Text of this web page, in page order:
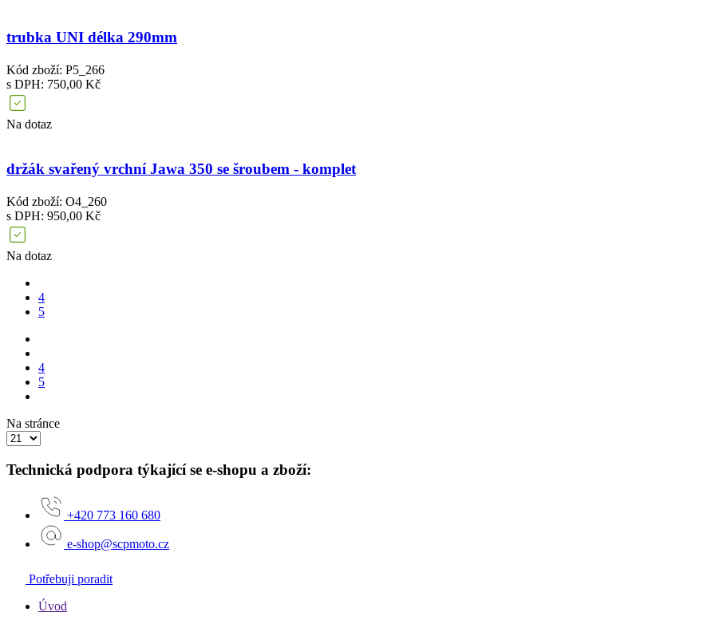
trubka UNI délka 290mm
Kód zboží: P5_266
s DPH: 750,00 Kč
Na dotaz
držák svařený vrchní Jawa 350 se šroubem - komplet
Kód zboží: O4_260
s DPH: 950,00 Kč
Na dotaz
4
5
4
5
Na stránce
Technická podpora týkající se e-shopu a zboží:
+420 773 160 680
e-shop@scpmoto.cz
Potřebuji poradit
Úvod